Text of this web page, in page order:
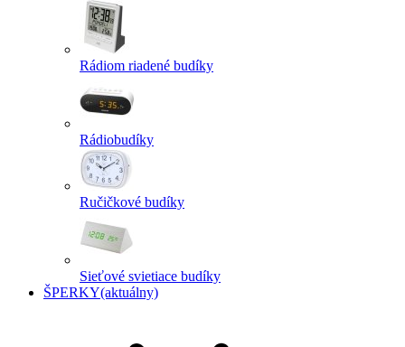
Rádiom riadené budíky
Rádiobudíky
Ručičkové budíky
Sieťové svietiace budíky
ŠPERKY(aktuálny)